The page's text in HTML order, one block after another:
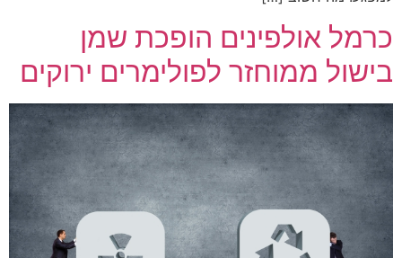
כרמל אולפינים הופכת שמן
בישול ממוחזר לפולימרים ירוקים